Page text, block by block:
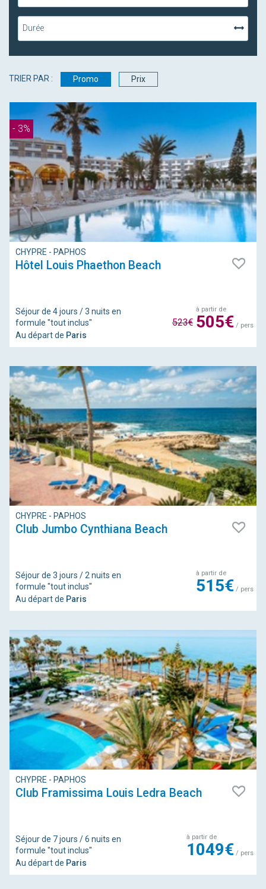
Durée
TRIER PAR : Promo Prix
- 3%
CHYPRE - PAPHOS
Hôtel Louis Phaethon Beach
Séjour de 4 jours / 3 nuits en
formule "tout inclus"
Au départ de Paris
à partir de
505€/ pers
523€
CHYPRE - PAPHOS
Club Jumbo Cynthiana Beach
Séjour de 3 jours / 2 nuits en
formule "tout inclus"
Au départ de Paris
à partir de
515€/ pers
CHYPRE - PAPHOS
Club Framissima Louis Ledra Beach
Séjour de 7 jours / 6 nuits en
formule "tout inclus"
Au départ de Paris
à partir de
1049€/ pers